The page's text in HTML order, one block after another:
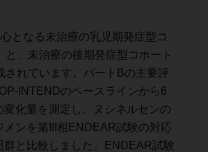
となる未治療の乳児期発症型コ
と、未治療の後期発症型コホート
されています。パートBの主要評
INTENDのベースラインから6
変化量を測定し、ヌシネルセンの
メンを第III相ENDEAR試験の対応
群と比較しました。ENDEAR試験